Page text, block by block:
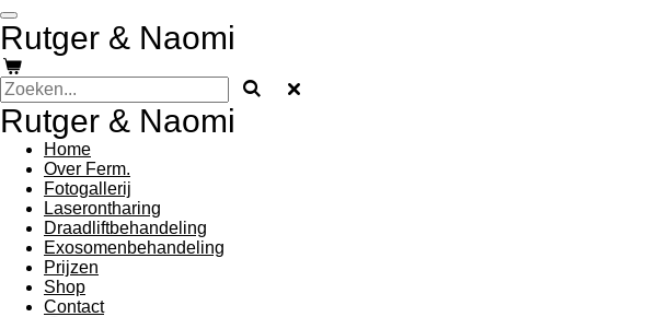
Ga
direct
naar
de
hoofdinhoud
Rutger & Naomi
Rutger & Naomi
Home
Over Ferm.
Fotogallerij
Laserontharing
Draadliftbehandeling
Exosomenbehandeling
Prijzen
Shop
Contact